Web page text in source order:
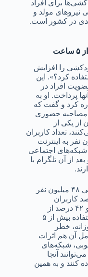
اما ۸۰ درصد خودکشی‌ها برای افراد
نیرو‌های مولد و
در کشور است.
را افزایش
کرد؟». این
افراد در
پرداخت. او به
کرد و گفت که
مصاحبه حضوری
ایرانیان از یکی از
تعداد کاربران
درصد است، ۱۷۳ میلیون نفر به اینترنت
به شبکه‌های اجتماعی
با ۳۱ میلیون و بعد از آن تلگرام با
آمار عضویت ایرانیان در شبکه‌های اجتماعی ۴۸ میلیون نفر
۱۸ تا ۲۹ ساله‌ها، ۶۸ درصد کاربران
اینستاگرام و ۵۰ درصد از کاربران تلگرام و ۴۲ درصد از
کاربران واتساپ هستند. اعلام شده که استفاده بیش از ۵
خطر
آن هم اثرات
شبکه‌های
آنجا
کنند و به همین